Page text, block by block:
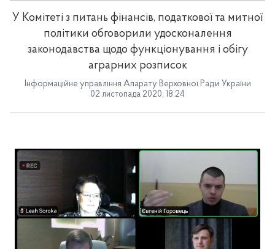
У Комітеті з питань фінансів, податкової та митної
політики обговорили удосконалення
законодавства щодо функціонування і обігу
аграрних розписок
Інформаційне управління Апарату Верховної Ради України
02 листопада 2020, 18:24